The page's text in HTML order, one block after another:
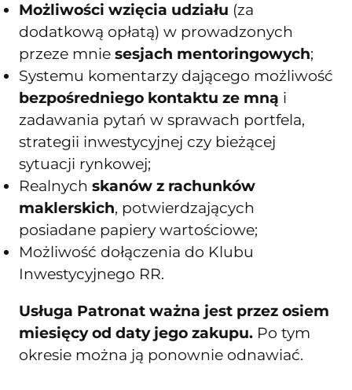
Możliwości wzięcia udziału (za
dodatkową opłatą) w prowadzonych
przeze mnie sesjach mentoringowych;
Systemu komentarzy dającego możliwość
bezpośredniego kontaktu ze mną i
zadawania pytań w sprawach portfela,
strategii inwestycyjnej czy bieżącej
sytuacji rynkowej;
Realnych skanów z rachunków
maklerskich, potwierdzających
posiadane papiery wartościowe;
Możliwość dołączenia do Klubu
Inwestycyjnego RR.
Usługa Patronat ważna jest przez osiem
miesięcy od daty jego zakupu. Po tym
okresie można ją ponownie odnawiać.